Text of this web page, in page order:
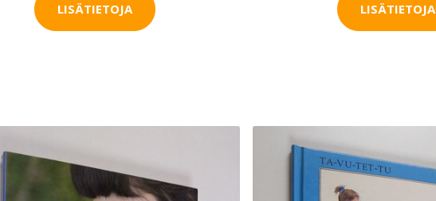
LISÄTIETOJA LISÄTIETOJA